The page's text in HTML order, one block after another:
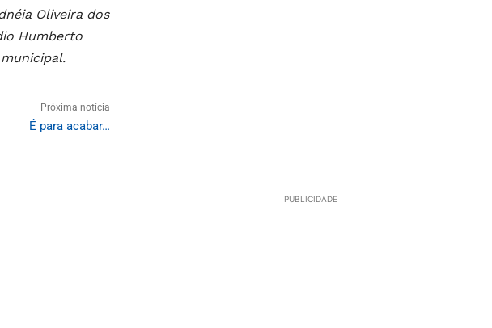
Oliveira dos
Humberto
Próxima notícia
É para acabar…
PUBLICIDADE